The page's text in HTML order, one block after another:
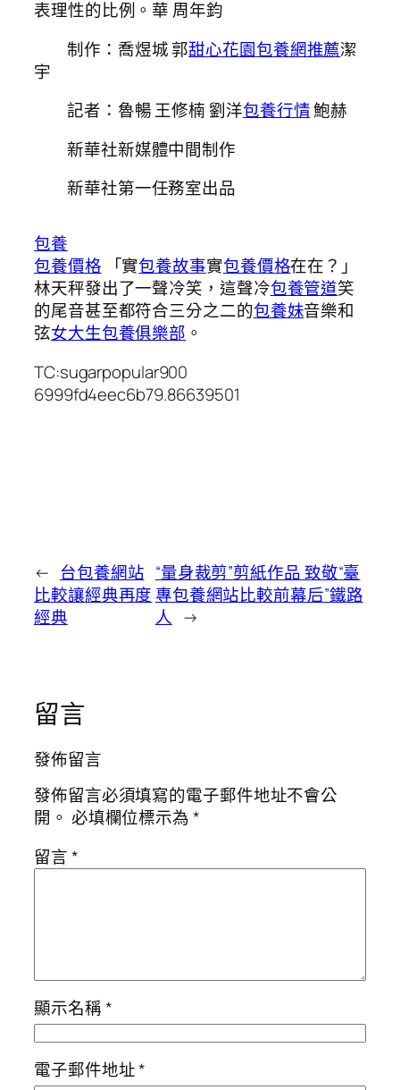
表理性的比例。華 周年鈞
制作：喬煜城 郭甜心花園包養網推薦潔
宇
記者：魯暢 王修楠 劉洋包養行情鮑赫
新華社新媒體中間制作
新華社第一任務室出品
包養
包養價格 「實包養故事實包養價格在在？」
林天秤發出了一聲冷笑，這聲冷包養管道笑
的尾音甚至都符合三分之二的包養妹音樂和
弦女大生包養俱樂部 。
TC:sugarpopular900
6999fd4eec6b79.86639501
← 台包養網站
比較讓經典再度
經典
“量身裁剪”剪紙作品 致敬“臺
專包養網站比較前幕后”鐵路
人 →
留言
發佈留言
發佈留言必須填寫的電子郵件地址不會公
開。 必填欄位標示為*
留言*
顯示名稱*
電子郵件地址*